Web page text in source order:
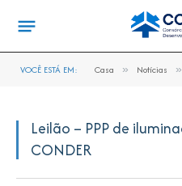
VOCÊ ESTÁ EM: Casa » Notícias »
Leilão – PPP de
CONDER